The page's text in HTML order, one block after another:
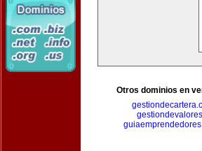
Otros dominios en